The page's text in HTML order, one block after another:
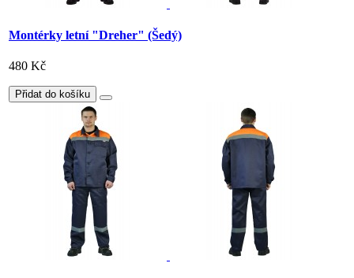
Montérky letní "Dreher" (Šedý)
480 Kč
Přidat do košíku